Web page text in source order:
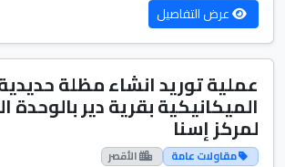
عرض التفاصيل
عملية توريد انشاء مظلة
الميكانيكية بقرية دير بالوحدة
لمركز إسنا
مقاولات عامة الأقصر